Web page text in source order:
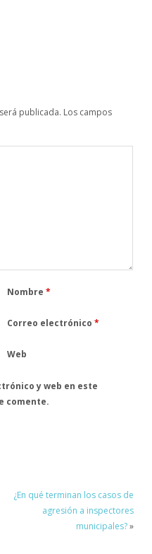
publicada. Los campos
Nombre*
Correo electrónico*
Web
y web en este
comente.
¿En qué terminan los casos de
agresión a inspectores
municipales?»